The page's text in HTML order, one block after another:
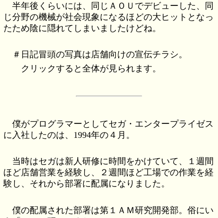
半年後くらいには、同じＡＯＵでデビューした、同
じ分野の機械が社会現象になるほどの大ヒットとなっ
たため陰に隠れてしまいましたけどね。
＃日記冒頭の写真は店舗向けの宣伝チラシ。
クリックすると全体が見られます。
僕がプログラマーとしてセガ・エンタープライゼス
に入社したのは、1994年の４月。
当時はセガは新人研修に時間をかけていて、１週間
ほど店舗営業を経験し、２週間ほど工場での作業を経
験し、それから部署に配属になりました。
僕の配属された部署は第１ＡＭ研究開発部。俗にい